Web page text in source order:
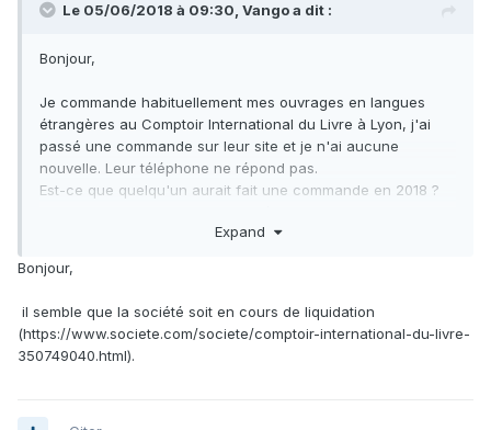
Le 05/06/2018 à 09:30, Vango a dit :
Bonjour,
Je commande habituellement mes ouvrages en langues
étrangères au Comptoir International du Livre à Lyon, j'ai
passé une commande sur leur site et je n'ai aucune
nouvelle. Leur téléphone ne répond pas.
Est-ce que quelqu'un aurait fait une commande en 2018 ?
Expand
Bonjour,
il semble que la société soit en cours de liquidation
(https://www.societe.com/societe/comptoir-international-du-livre-
350749040.html).